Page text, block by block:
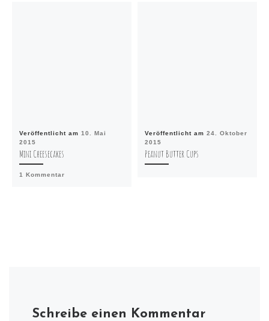
Veröffentlicht am 10. Mai
2015
Mini Cheesecakes
1 Kommentar
Veröffentlicht am 24. Oktober
2015
Peanut Butter Cups
Schreibe einen Kommentar